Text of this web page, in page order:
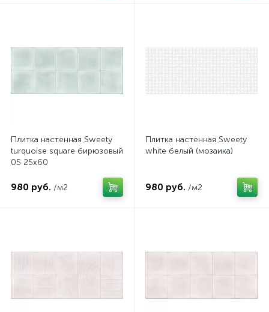
Плитка настенная Sweety
turquoise square бирюзовый
05 25х60
980 руб. /м2
Плитка настенная Sweety
white белый (мозаика)
980 руб. /м2